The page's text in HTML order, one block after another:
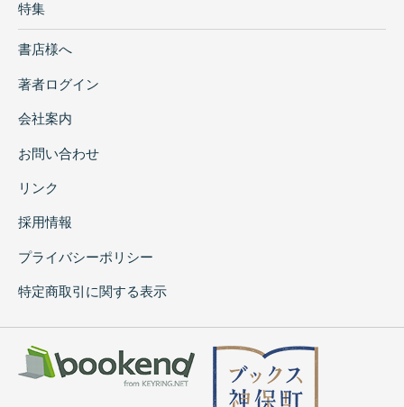
特集
書店様へ
著者ログイン
会社案内
お問い合わせ
リンク
採用情報
プライバシーポリシー
特定商取引に関する表示